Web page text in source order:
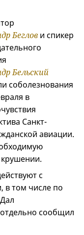
Беглови спикер
Бельский
соболезнования
в
Санкт-
авиации.
с
в том числе по
сообщил